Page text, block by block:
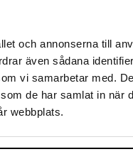
och annonserna till
även sådana
vi samarbetar med.
de har samlat in när
webbplats.
runsaasti
kun